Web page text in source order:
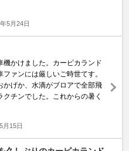
5月24日
機かけました。カーピカランド
ァンには厳しいご時世てす。
かげか、水滴がブロアで全部飛
チンでした。これからの暑く
月15日